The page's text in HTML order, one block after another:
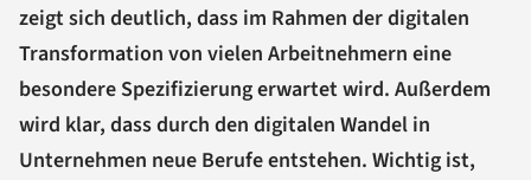
zeigt sich deutlich, dass im Rahmen der digitalen
Transformation von vielen Arbeitnehmern eine
besondere Spezifizierung erwartet wird. Außerdem
wird klar, dass durch den digitalen Wandel in
Unternehmen neue Berufe entstehen. Wichtig ist,